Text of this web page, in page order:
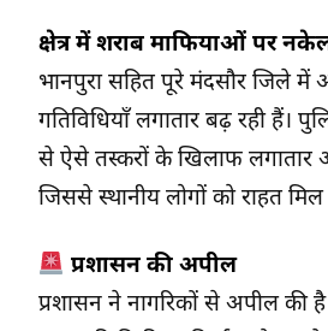
क्षेत्र में शराब माफियाओं पर
भानपुरा सहित पूरे मंदसौर जिले
गतिविधियाँ लगातार बढ़ रही हैं।
से ऐसे तस्करों के खिलाफ लगातार
जिससे स्थानीय लोगों को राहत
प्रशासन की अपील
प्रशासन ने नागरिकों से अपील की